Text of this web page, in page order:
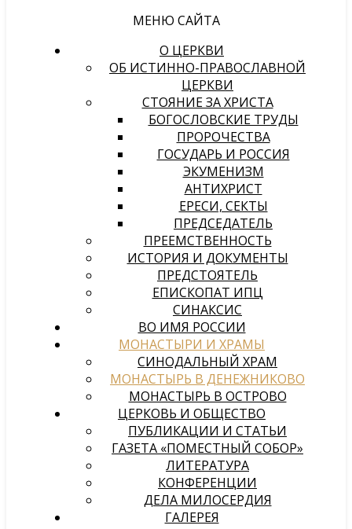
МЕНЮ САЙТА
О ЦЕРКВИ
ОБ ИСТИННО-ПРАВОСЛАВНОЙ
ЦЕРКВИ
СТОЯНИЕ ЗА ХРИСТА
БОГОСЛОВСКИЕ ТРУДЫ
ПРОРОЧЕСТВА
ГОСУДАРЬ И РОССИЯ
ЭКУМЕНИЗМ
АНТИХРИСТ
ЕРЕСИ, СЕКТЫ
ПРЕДСЕДАТЕЛЬ
ПРЕЕМСТВЕННОСТЬ
ИСТОРИЯ И ДОКУМЕНТЫ
ПРЕДСТОЯТЕЛЬ
ЕПИСКОПАТ ИПЦ
СИНАКСИС
ВО ИМЯ РОССИИ
МОНАСТЫРИ И ХРАМЫ
СИНОДАЛЬНЫЙ ХРАМ
МОНАСТЫРЬ В ДЕНЕЖНИКОВО
МОНАСТЫРЬ В ОСТРОВО
ЦЕРКОВЬ И ОБЩЕСТВО
ПУБЛИКАЦИИ И СТАТЬИ
ГАЗЕТА «ПОМЕСТНЫЙ СОБОР»
ЛИТЕРАТУРА
КОНФЕРЕНЦИИ
ДЕЛА МИЛОСЕРДИЯ
ГАЛЕРЕЯ